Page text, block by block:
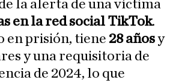
la alerta de una víctima
en la red social TikTok.
en prisión, tiene 28 añosy
y una requisitoria de
de 2024, lo que